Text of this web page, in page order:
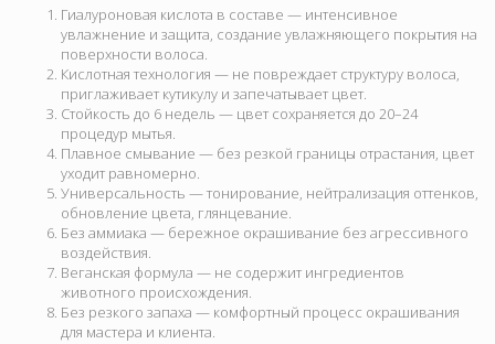
Гиалуроновая кислота в составе — интенсивное
увлажнение и защита, создание увлажняющего покрытия на
поверхности волоса.
Кислотная технология — не повреждает структуру волоса,
приглаживает кутикулу и запечатывает цвет.
Стойкость до 6 недель — цвет сохраняется до 20–24
процедур мытья.
Плавное смывание — без резкой границы отрастания, цвет
уходит равномерно.
Универсальность — тонирование, нейтрализация оттенков,
обновление цвета, глянцевание.
Без аммиака — бережное окрашивание без агрессивного
воздействия.
Веганская формула — не содержит ингредиентов
животного происхождения.
Без резкого запаха — комфортный процесс окрашивания
для мастера и клиента.